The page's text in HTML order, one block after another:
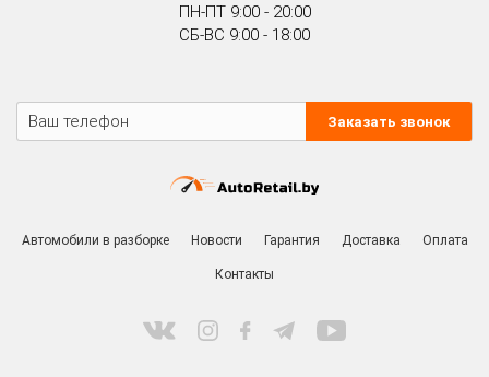
ПН-ПТ 9:00 - 20:00
СБ-ВС 9:00 - 18:00
Заказать звонок
Автомобили в разборке Новости Гарантия Доставка Оплата
Контакты